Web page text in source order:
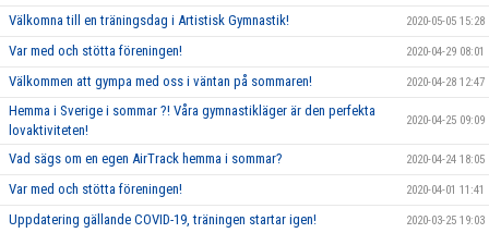
Välkomna till en träningsdag i Artistisk Gymnastik! 2020-05-05 15:28
Var med och stötta föreningen! 2020-04-29 08:01
Välkommen att gympa med oss i väntan på sommaren! 2020-04-28 12:47
Hemma i Sverige i sommar ?! Våra gymnastikläger är den perfekta
lovaktiviteten!
2020-04-25 09:09
Vad sägs om en egen AirTrack hemma i sommar? 2020-04-24 18:05
Var med och stötta föreningen! 2020-04-01 11:41
Uppdatering gällande COVID-19, träningen startar igen! 2020-03-25 19:03